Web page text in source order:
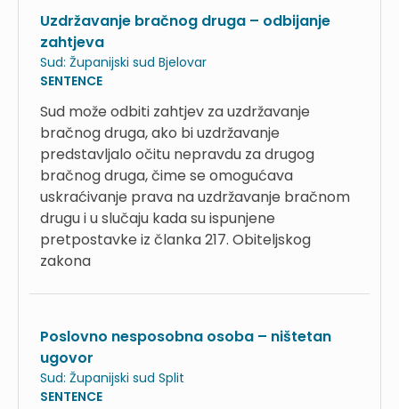
Uzdržavanje bračnog druga – odbijanje
zahtjeva
Sud: Županijski sud Bjelovar
SENTENCE
Sud može odbiti zahtjev za uzdržavanje
bračnog druga, ako bi uzdržavanje
predstavljalo očitu nepravdu za drugog
bračnog druga, čime se omogućava
uskraćivanje prava na uzdržavanje bračnom
drugu i u slučaju kada su ispunjene
pretpostavke iz članka 217. Obiteljskog
zakona
Poslovno nesposobna osoba – ništetan
ugovor
Sud: Županijski sud Split
SENTENCE